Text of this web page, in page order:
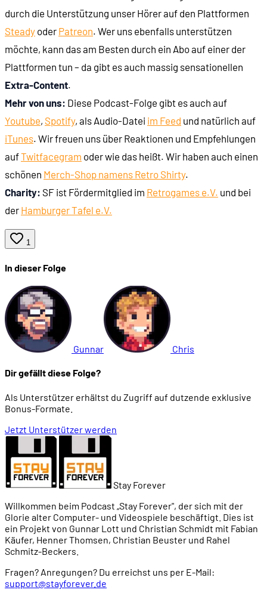
durch die Unterstützung unser Hörer auf den Plattformen
Steady oder Patreon. Wer uns ebenfalls unterstützen
möchte, kann das am Besten durch ein Abo auf einer der
Plattformen tun – da gibt es auch massig sensationellen
Extra-Content.
Mehr von uns: Diese Podcast-Folge gibt es auch auf
Youtube, Spotify, als Audio-Datei im Feed und natürlich auf
iTunes. Wir freuen uns über Reaktionen und Empfehlungen
aufTwitfacegram oder wie das heißt. Wir haben auch einen
schönen Merch-Shop namens Retro Shirty.
Charity: SF ist Fördermitglied im Retrogames e.V. und bei
der Hamburger Tafel e.V.
1
In dieser Folge
Gunnar Chris
Dir gefällt diese Folge?
Als Unterstützer erhältst du Zugriff auf dutzende exklusive
Bonus-Formate.
Jetzt Unterstützer werden
Stay Forever
Willkommen beim Podcast „Stay Forever", der sich mit der
Glorie alter Computer- und Videospiele beschäftigt. Dies ist
ein Projekt von Gunnar Lott und Christian Schmidt mit Fabian
Käufer, Henner Thomsen, Christian Beuster und Rahel
Schmitz-Beckers.
Fragen? Anregungen? Du erreichst uns per E-Mail:
support@stayforever.de